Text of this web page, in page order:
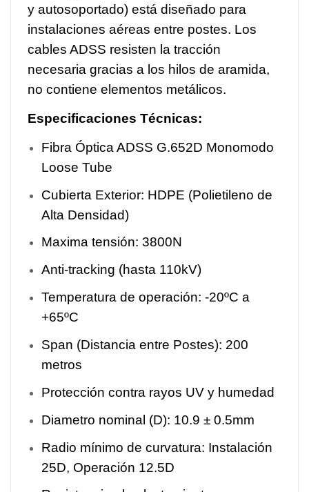
y autosoportado) está diseñado para
instalaciones aéreas entre postes. Los
cables ADSS resisten la tracción
necesaria gracias a los hilos de aramida,
no contiene elementos metálicos.
Especificaciones Técnicas:
Fibra Óptica ADSS G.652D Monomodo
Loose Tube
Cubierta Exterior: HDPE (Polietileno de
Alta Densidad)
Maxima tensión: 3800N
Anti-tracking (hasta 110kV)
Temperatura de operación: -20ºC a
+65ºC
Span (Distancia entre Postes): 200
metros
Protección contra rayos UV y humedad
Diametro nominal (D): 10.9 ± 0.5mm
Radio mínimo de curvatura: Instalación
25D, Operación 12.5D